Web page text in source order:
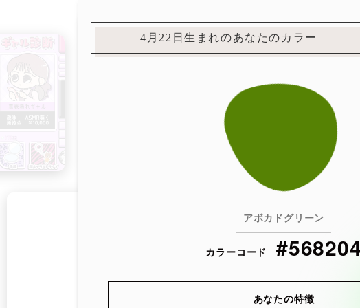
4月22日生まれのあなたのカラー
アボカドグリーン
カラーコード #568204
あなたの特徴